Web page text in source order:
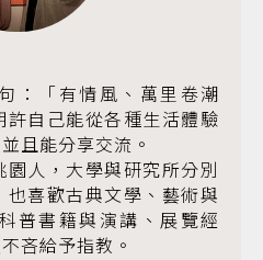
：「有情風、萬里卷潮
自己能從各種生活體驗
且能分享交流。
人，大學與研究所分別
喜歡古典文學、藝術與
普書籍與演講、展覽經
吝給予指教。